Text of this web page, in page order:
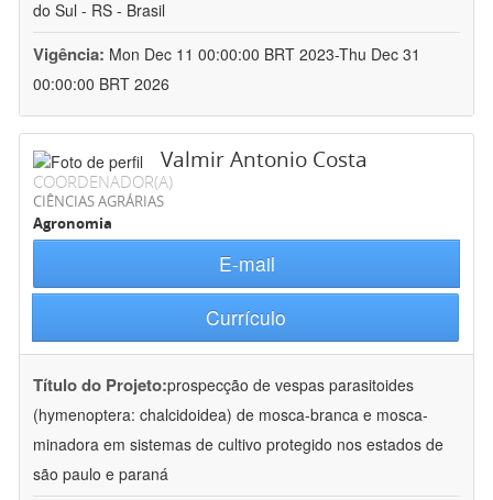
do Sul - RS - Brasil
Vigência: Mon Dec 11 00:00:00 BRT 2023-Thu Dec 31
00:00:00 BRT 2026
Valmir Antonio Costa
COORDENADOR(A)
CIÊNCIAS AGRÁRIAS
Agronomia
E-mail
Currículo
Título do Projeto:prospecção de vespas parasitoides
(hymenoptera: chalcidoidea) de mosca-branca e mosca-
minadora em sistemas de cultivo protegido nos estados de
são paulo e paraná